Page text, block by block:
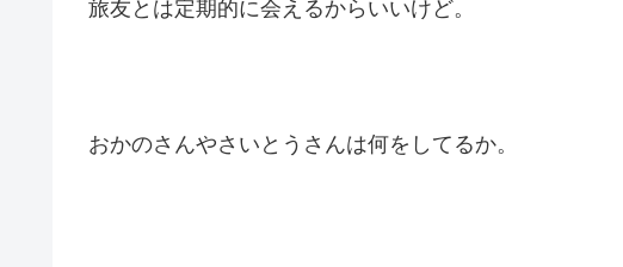
旅友とは定期的に会えるからいいけど。
おかのさんやさいとうさんは何をしてるか。